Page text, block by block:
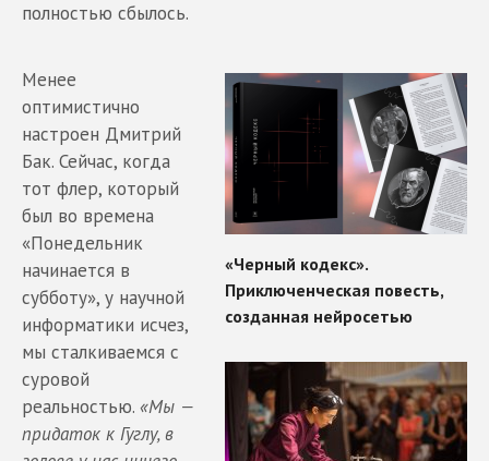
полностью сбылось.
Менее
оптимистично
настроен Дмитрий
Бак. Сейчас, когда
тот флер, который
был во времена
«Понедельник
начинается в
субботу», у научной
информатики исчез,
мы сталкиваемся с
суровой
реальностью. «Мы —
придаток к Гуглу, в